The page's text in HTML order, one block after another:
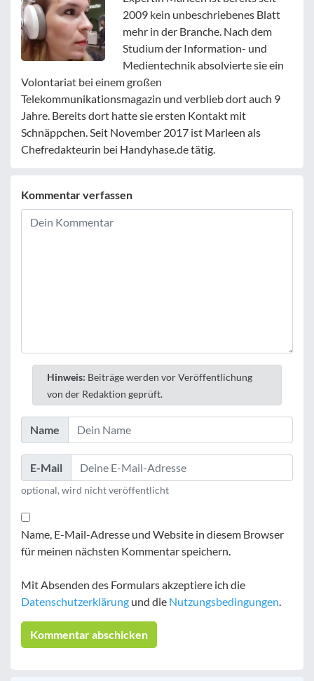
2009 kein unbeschriebenes Blatt
mehr in der Branche. Nach dem
Studium der Information- und
Medientechnik absolvierte sie ein
Volontariat bei einem großen
Telekommunikationsmagazin und verblieb dort auch 9
Jahre. Bereits dort hatte sie ersten Kontakt mit
Schnäppchen. Seit November 2017 ist Marleen als
Chefredakteurin bei Handyhase.de tätig.
Kommentar verfassen
Hinweis: Beiträge werden vor Veröffentlichung
von der Redaktion geprüft.
Name
E-Mail
optional, wird nicht veröffentlicht
Name, E-Mail-Adresse und Website in diesem Browser
für meinen nächsten Kommentar speichern.
Mit Absenden des Formulars akzeptiere ich die
Datenschutzerklärung und die Nutzungsbedingungen.